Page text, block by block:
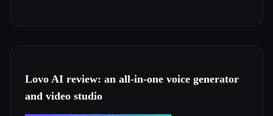
Lovo AI review: an all-in-one voice generator
and video studio